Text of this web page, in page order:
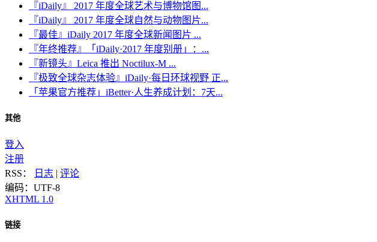
『iDaily』 2017 年度全球艺术与博物馆图...
『iDaily』 2017 年度全球自然与动物图片...
『最佳』iDaily 2017 年度全球新闻图片 ...
『年终推荐』「iDaily·2017 年度别册」：...
『新镜头』Leica 推出 Noctilux-M ...
『极致全球杂志体验』iDaily·每日环球视野 正...
「苹果官方推荐」iBetter·人生养成计划：7天...
其他
登入
注册
RSS：
日志 | 评论
编码：UTF-8
XHTML 1.0
链接